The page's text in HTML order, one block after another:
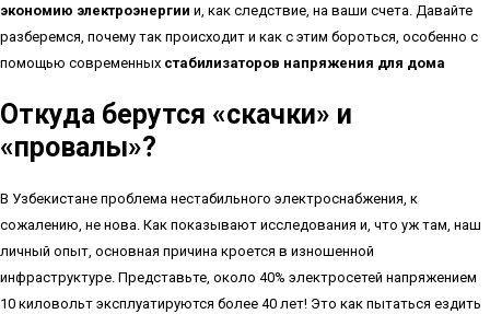
экономию электроэнергии и, как следствие, на ваши счета. Давайте
разберемся, почему так происходит и как с этим бороться, особенно с
помощью современных стабилизаторов напряжения для дома
Откуда берутся «скачки» и
«провалы»?
В Узбекистане проблема нестабильного электроснабжения, к
сожалению, не нова. Как показывают исследования и, что уж там, наш
личный опыт, основная причина кроется в изношенной
инфраструктуре. Представьте, около 40% электросетей напряжением
10 киловольт эксплуатируются более 40 лет! Это как пытаться ездить